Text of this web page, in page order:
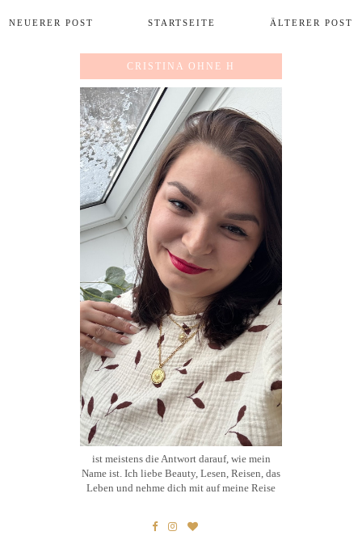
NEUERER POST ÄLTERER POST
STARTSEITE
CRISTINA OHNE H
ist meistens die Antwort darauf, wie mein
Name ist. Ich liebe Beauty, Lesen, Reisen, das
Leben und nehme dich mit auf meine Reise